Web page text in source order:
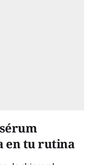
en tu rutina